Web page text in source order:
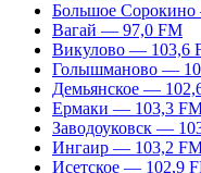
Большое
Вагай — 97,0 FM
Викулово — 103,6
Голышманово —
Демьянское —
Ермаки — 103,3
Заводоуковск —
Ингаир — 103,2
Исетское — 102,9